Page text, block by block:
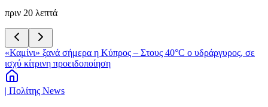
πριν 20 λεπτά
«Καμίνι» ξανά σήμερα η Κύπρος – Στους 40°C ο υδράργυρος, σε
ισχύ κίτρινη προειδοποίηση
| Πολίτης News